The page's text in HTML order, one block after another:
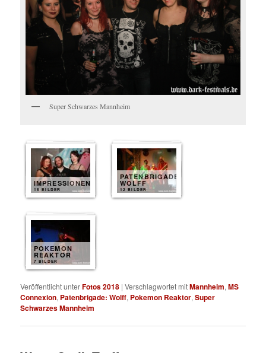
Super Schwarzes Mannheim
IMPRESSIONEN
16 BILDER
PATENBRIGADE
WOLFF
12 BILDER
POKEMON
REAKTOR
7 BILDER
Veröffentlicht unterFotos 2018 |Verschlagwortet mitMannheim,MS
Connexion, Patenbrigade: Wolff, Pokemon Reaktor,Super
Schwarzes Mannheim